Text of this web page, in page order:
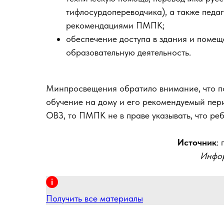
тифлосурдопереводчика), а также
рекомендациями ПМПК;
обеспечение доступа в здания и
образовательную деятельность.
Минпросвещения обратило внимание, что
обучение на дому и его рекомендуемый
ОВЗ, то ПМПК не в праве указывать, что
Источник:
Получить все материалы